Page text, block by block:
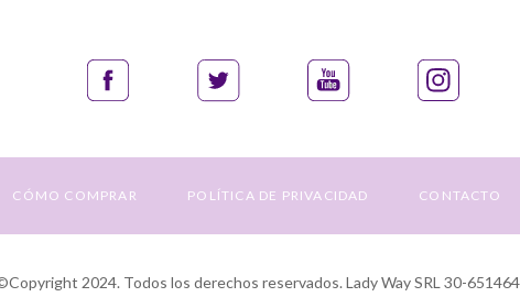
CÓMO COMPRAR POLÍTICA DE PRIVACIDAD CONTACTO
2024. Todos los derechos reservados. Lady Way SRL 30-